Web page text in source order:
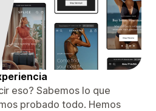
eso? Sabemos lo que
probado todo. Hemos